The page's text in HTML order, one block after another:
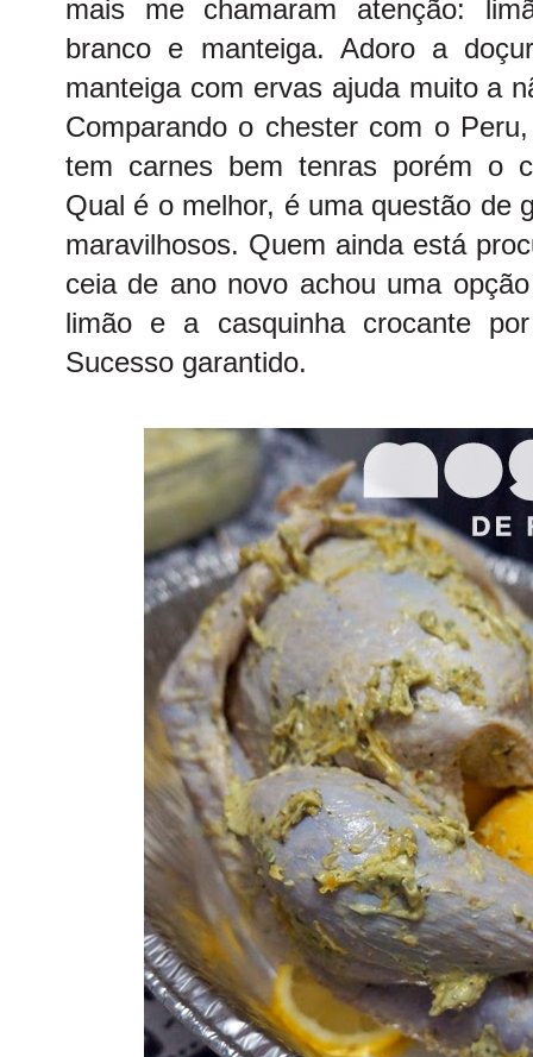
mais me chamaram atenção:
branco e manteiga. Adoro a
manteiga com ervas ajuda muito a
Comparando o chester com o
tem carnes bem tenras porém o
Qual é o melhor, é uma questão de
maravilhosos. Quem ainda está
ceia de ano novo achou uma
limão e a casquinha crocante
Sucesso garantido.